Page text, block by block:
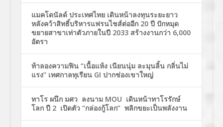
แมคโดนัลด์ ประเทศไทย เดินหน้าลงทุนระยะยาว
หลังคว้าสิทธิ์บริหารแฟรนไชส์ต่ออีก 20 ปี ปักหมุด
ขยายสาขาเท่าตัวภายในปี 2033 สร้างงานกว่า 6,000
อัตรา
ท้าลองความฟิน “เนื้อแห้ง เนียนนุ่ม ละมุนลิ้น กลิ่นไม่
แรง” เทศกาลทุเรียน GI ปากช่องเขาใหญ่
ทาโร ผนึก มศว ลงนาม MOU เดินหน้าทาโรรักษ์
โลก ปี 2 เปิดตัว “กล่องกู้โลก” พลิกขยะเป็นพลังงาน